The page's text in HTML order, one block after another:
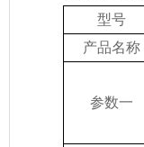
型号
产品名称
参数一